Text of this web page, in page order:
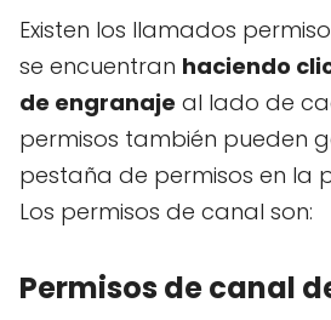
Existen los llamados
se encuentran haciendo
de engranaje al lado de
permisos también pueden
pestaña de permisos en la
Los permisos de canal son:
Permisos de canal